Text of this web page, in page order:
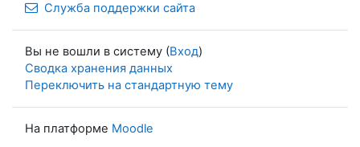
Служба поддержки сайта
Вы не вошли в систему (Вход)
Сводка хранения данных
Переключить на стандартную тему
На платформе Moodle